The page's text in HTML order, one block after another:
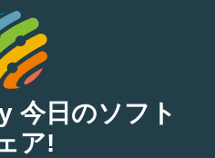
今日のソフト
ア!